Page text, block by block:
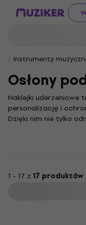
Instrumenty
Osłony
Naklejki
personalizację i
Dzięki nim nie tylko
Ich aplikacja jest
1 - 17 z 17 produktów